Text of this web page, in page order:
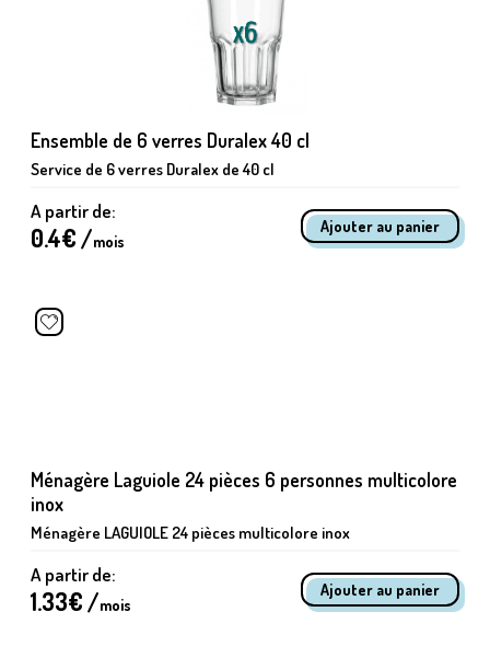
Ensemble de 6 verres Duralex 40 cl
Service de 6 verres Duralex de 40 cl
A partir de:
0.4€ /mois
Ménagère Laguiole 24 pièces 6 personnes multicolore
inox
Ménagère LAGUIOLE 24 pièces multicolore inox
A partir de:
1.33€ /mois